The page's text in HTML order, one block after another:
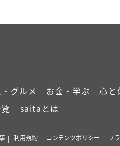
グルメ お金・学ぶ
心と
saitaとは
利用規約 コンテンツポリシー プ